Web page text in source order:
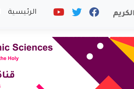
الرئيسية